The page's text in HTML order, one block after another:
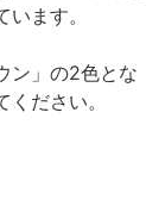
ます。
ン」の2色とな
ださい。